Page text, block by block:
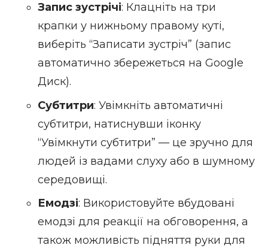
Запис зустрічі: Клацніть на три
крапки у нижньому правому куті,
виберіть “Записати зустріч” (запис
автоматично збережеться на Google
Диск).
Субтитри: Увімкніть автоматичні
субтитри, натиснувши іконку
“Увімкнути субтитри” — це зручно для
людей із вадами слуху або в шумному
середовищі.
Емодзі: Використовуйте вбудовані
емодзі для реакції на обговорення, а
також можливість підняття руки для